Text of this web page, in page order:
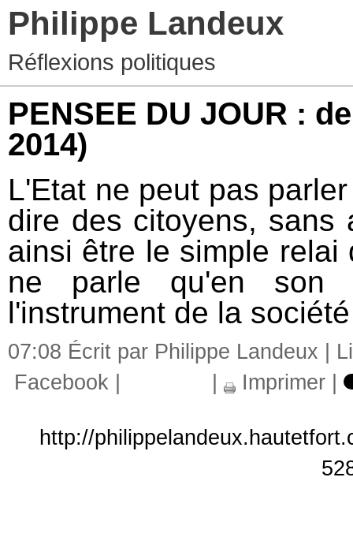
Philippe Landeux
Réflexions politiques
PENSEE DU JOUR :
2014)
L'Etat ne peut pas
dire des citoyens, sans
ainsi être le simple relai
ne parle qu'en son
l'instrument de la
07:08 Écrit par Philippe Landeux |
Facebook
Imprimer
http://